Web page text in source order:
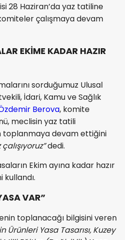
28 Haziran’da yaz tatiline
çalışmaya devam
EKİME KADAR HAZIR
sorduğumuz Ulusal
İdari, Kamu ve Sağlık
Berova, komite
meclisin yaz tatili
toplanmaya devam ettiğini
dedi.
Ekim ayına kadar hazır
VAR”
toplanacağı bilgisini veren
Ürünleri Yasa Tasarısı, Kuzey